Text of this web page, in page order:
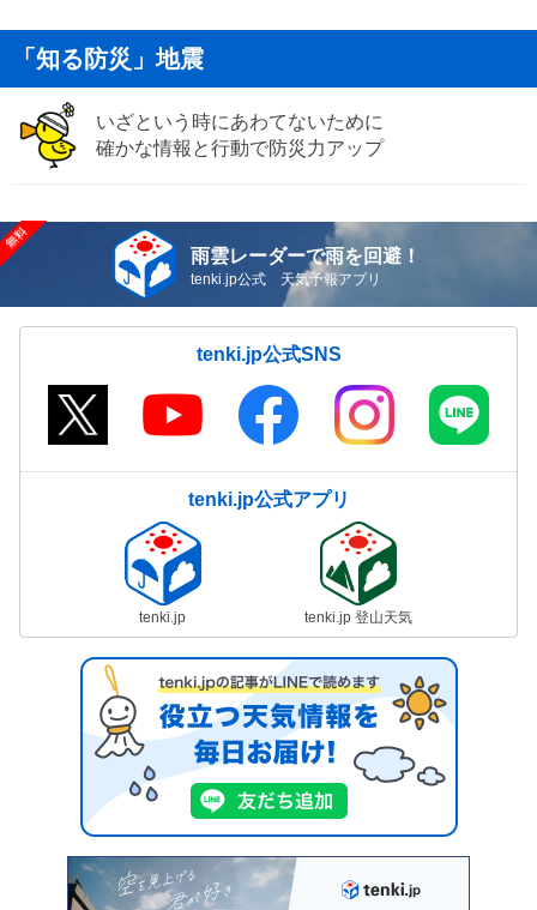
「知る防災」地震
いざという時にあわてないために
確かな情報と行動で防災力アップ
雨雲レーダーで雨を回避！
tenki.jp公式 天気予報アプリ
tenki.jp公式SNS
tenki.jp公式アプリ
tenki.jp tenki.jp 登山天気